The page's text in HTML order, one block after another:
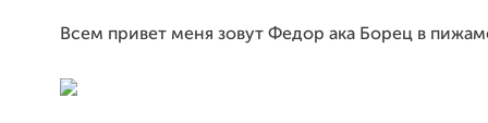
Всем привет меня зовут Федор ака Борец в